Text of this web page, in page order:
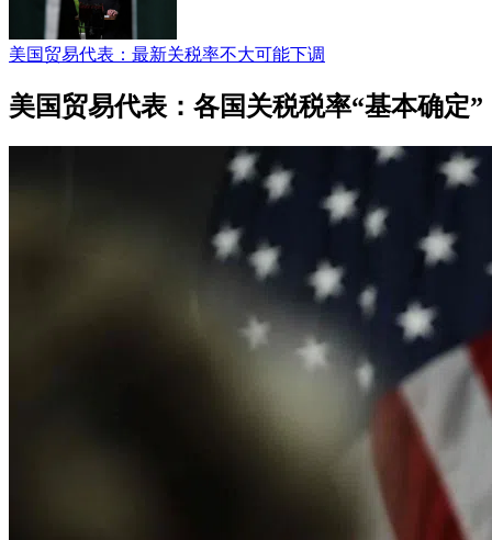
美国贸易代表：最新关税率不大可能下调
美国贸易代表：各国关税税率“基本确定”